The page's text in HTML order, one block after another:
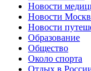
Новости
Новости
Новости
Образование
Общество
Около спорта
Отдых в